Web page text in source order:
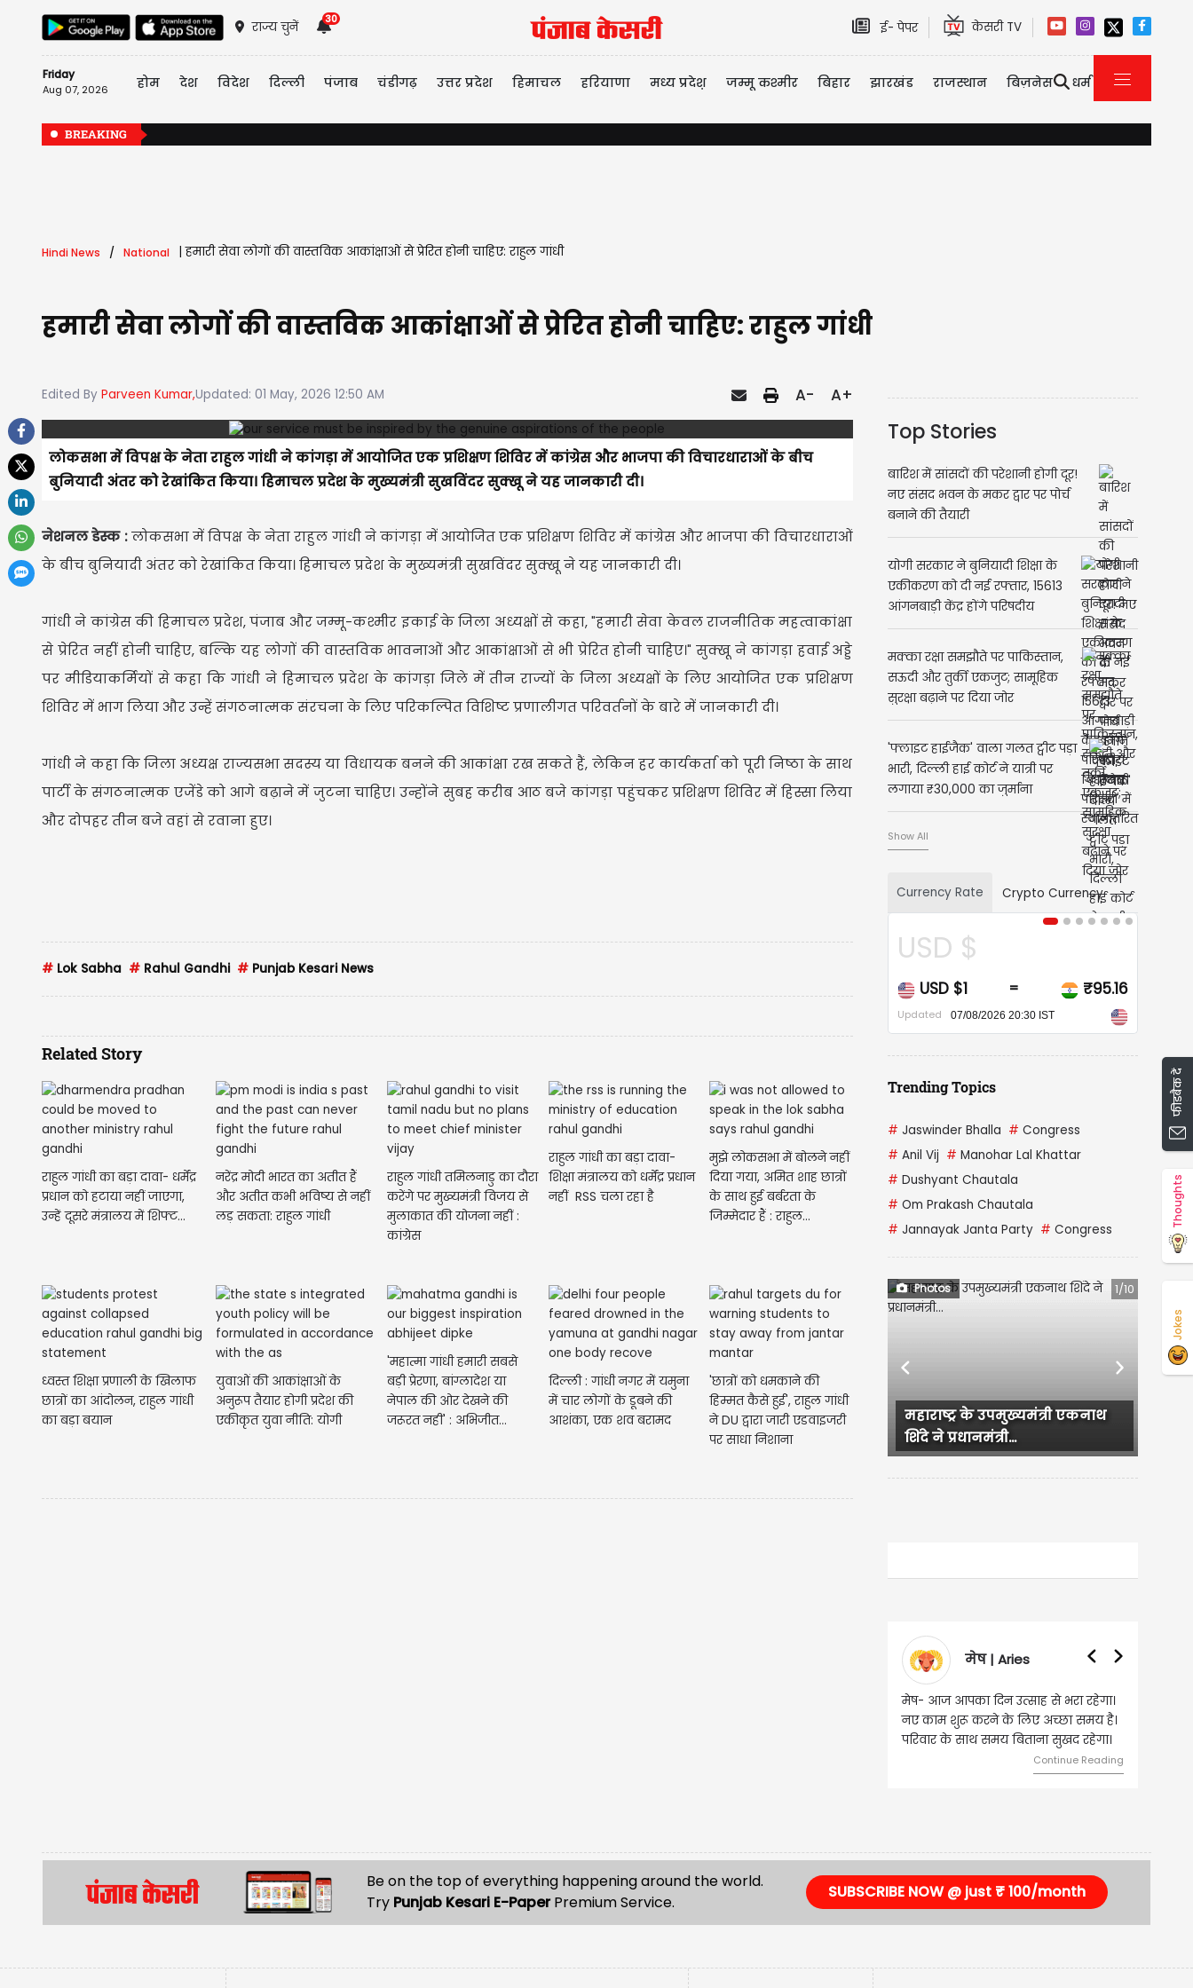
राज्य चुनें
30
ई- पेपर केसरी TV
Friday
Aug 07, 2026 होम देश विदेश दिल्ली पंजाब चंडीगढ़ उत्तर प्रदेश हिमाचल हरियाणा मध्य प्रदेश़ जम्मू कश्मीर बिहार झारखंड राजस्थान बिज़नेस धर्म
BREAKING
Hindi News National |हमारी सेवा लोगों की वास्तविक आकांक्षाओं से प्रेरित होनी चाहिए: राहुल गांधी
हमारी सेवा लोगों की वास्तविक आकांक्षाओं से प्रेरित होनी चाहिए: राहुल गांधी
Edited By Parveen Kumar,Updated: 01 May, 2026 12:50 AM A- A+
लोकसभा में विपक्ष के नेता राहुल गांधी ने कांगड़ा में आयोजित एक प्रशिक्षण शिविर में कांग्रेस और भाजपा की विचारधाराओं के बीच
बुनियादी अंतर को रेखांकित किया। हिमाचल प्रदेश के मुख्यमंत्री सुखविंदर सुक्खू ने यह जानकारी दी।
नेशनल डेस्क :लोकसभा में विपक्ष के नेता राहुल गांधी ने कांगड़ा में आयोजित एक प्रशिक्षण शिविर में कांग्रेस और भाजपा की विचारधाराओं
के बीच बुनियादी अंतर को रेखांकित किया। हिमाचल प्रदेश के मुख्यमंत्री सुखविंदर सुक्खू ने यह जानकारी दी।
गांधी ने कांग्रेस की हिमाचल प्रदेश, पंजाब और जम्मू-कश्मीर इकाई के जिला अध्यक्षों से कहा, "हमारी सेवा केवल राजनीतिक महत्वाकांक्षा
से प्रेरित नहीं होनी चाहिए, बल्कि यह लोगों की वास्तविक भावनाओं और आकांक्षाओं से भी प्रेरित होनी चाहिए।" सुक्खू ने कांगड़ा हवाई अड्डे
पर मीडियाकर्मियों से कहा कि गांधी ने हिमाचल प्रदेश के कांगड़ा जिले में तीन राज्यों के जिला अध्यक्षों के लिए आयोजित एक प्रशिक्षण
शिविर में भाग लिया और उन्हें संगठनात्मक संरचना के लिए परिकल्पित विशिष्ट प्रणालीगत परिवर्तनों के बारे में जानकारी दी।
गांधी ने कहा कि जिला अध्यक्ष राज्यसभा सदस्य या विधायक बनने की आकांक्षा रख सकते हैं, लेकिन हर कार्यकर्ता को पूरी निष्ठा के साथ
पार्टी के संगठनात्मक एजेंडे को आगे बढ़ाने में जुटना चाहिए। उन्होंने सुबह करीब आठ बजे कांगड़ा पहुंचकर प्रशिक्षण शिविर में हिस्सा लिया
और दोपहर तीन बजे वहां से रवाना हुए।
# Lok Sabha # Rahul Gandhi # Punjab Kesari News
Related Story
राहुल गांधी का बड़ा दावा- धर्मेंद्र
प्रधान को हटाया नहीं जाएगा,
उन्हें दूसरे मंत्रालय में शिफ्ट...
नरेंद्र मोदी भारत का अतीत हैं
और अतीत कभी भविष्य से नहीं
लड़ सकता: राहुल गांधी
राहुल गांधी तमिलनाडु का दौरा
करेंगे पर मुख्यमंत्री विजय से
मुलाकात की योजना नहीं :
कांग्रेस
राहुल गांधी का बड़ा दावा-
शिक्षा मंत्रालय को धर्मेंद्र प्रधान
नहीं RSS चला रहा है
मुझे लोकसभा में बोलने नहीं
दिया गया, अमित शाह छात्रों
के साथ हुई बर्बरता के
जिम्मेदार हैं : राहुल...
ध्वस्त शिक्षा प्रणाली के खिलाफ
छात्रों का आंदोलन, राहुल गांधी
का बड़ा बयान
युवाओं की आकांक्षाओं के
अनुरूप तैयार होगी प्रदेश की
एकीकृत युवा नीति: योगी
'महात्मा गांधी हमारी सबसे
बड़ी प्रेरणा, बांग्लादेश या
नेपाल की ओर देखने की
जरूरत नहीं' : अभिजीत...
दिल्ली : गांधी नगर में यमुना
में चार लोगों के डूबने की
आशंका, एक शव बरामद
'छात्रों को धमकाने की
हिम्मत कैसे हुई', राहुल गांधी
ने DU द्वारा जारी एडवाइजरी
पर साधा निशाना
Top Stories
बारिश में सांसदों की परेशानी होगी दूर!
नए संसद भवन के मकर द्वार पर पोर्च
बनाने की तैयारी
योगी सरकार ने बुनियादी शिक्षा के
एकीकरण को दी नई रफ्तार, 15613
आंगनबाड़ी केंद्र होंगे परिषदीय
विद्यालय परिसरों में स्थानांतरित
मक्का रक्षा समझौते पर पाकिस्तान,
सऊदी और तुर्की एकजुट; सामूहिक
सुरक्षा बढ़ाने पर दिया जोर
'फ्लाइट हाईजैक' वाला गलत ट्वीट पड़ा
भारी, दिल्ली हाई कोर्ट ने यात्री पर
लगाया ₹30,000 का जुर्माना
Show All
Currency Rate Crypto Currency
USD $
USD $1 = ₹95.16
Updated 07/08/2026 20:30 IST
Trending Topics
# Jaswinder Bhalla # Congress
# Anil Vij # Manohar Lal Khattar
# Dushyant Chautala
# Om Prakash Chautala
# Jannayak Janta Party # Congress
Photos 1/10
महाराष्ट्र के उपमुख्यमंत्री एकनाथ
शिंदे ने प्रधानमंत्री...
Previous Next
मेष | Aries
मेष- आज आपका दिन उत्साह से भरा रहेगा।
नए काम शुरू करने के लिए अच्छा समय है।
परिवार के साथ समय बिताना सुखद रहेगा।
Continue Reading
समझकर...
Be on the top of everything happening around the world.
SUBSCRIBE NOW @ just ₹ 100/month
फीडबैक दें
Thoughts
Jokes